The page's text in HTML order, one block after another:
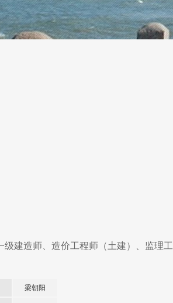
级建造师、造价工程师（土建）、监理
梁朝阳